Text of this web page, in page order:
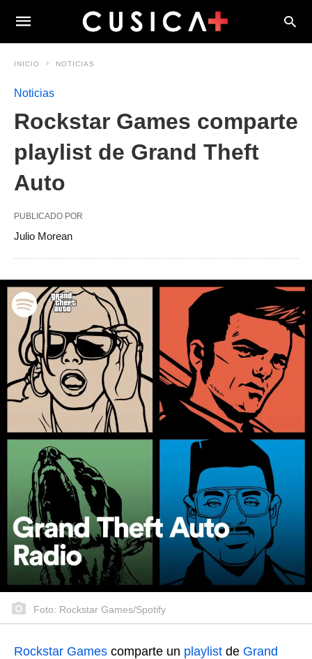
INICIO NOTICIAS
Noticias
Rockstar Games comparte
playlist de Grand Theft
Auto
PUBLICADO POR
Julio Morean
Foto: Rockstar Games/Spotify
Rockstar Games comparte un playlist de Grand